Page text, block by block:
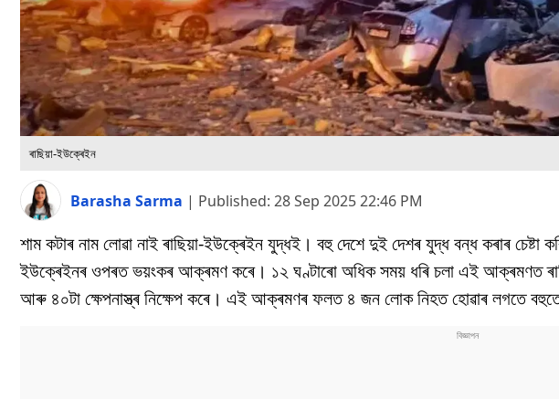
ৰাছিয়া-ইউক্ৰেইন
Barasha Sarma | Published: 28 Sep 2025 22:46 PM
শাম কটাৰ নাম লোৱা নাই ৰাছিয়া-ইউক্ৰেইন যুদ্ধই। বহু দেশে দুই দেশৰ যুদ্ধ বন্ধ কৰাৰ চেষ্টা
ইউক্ৰেইনৰ ওপৰত ভয়ংকৰ আক্ৰমণ কৰে। ১২ ঘণ্টাৰো অধিক সময় ধৰি চলা এই আক্ৰমণত
আৰু ৪০টা ক্ষেপনাস্ত্ৰ নিক্ষেপ কৰে। এই আক্ৰমণৰ ফলত ৪ জন লোক নিহত হোৱাৰ লগতে